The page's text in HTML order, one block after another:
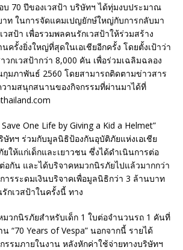
บ 70 ปีของเวสป้า บริษัทฯ ได้ทุ่มงบประมาณ
ท ในการจัดแคมเปญยักษ์ใหญ่กับการกลับมา
วสป้า เพื่อรวมพลคนรักเวสป้าให้ร่วมสร้าง
ครั้งยิ่งใหญ่ที่สุดในเอเชียอีกครั้ง โดยตั้งเป้าว่า
วกเวสป้ากว่า 8,000 คัน เพื่อร่วมเฉลิมฉลอง
กุมภาพันธ์ 2560 โดยสามารถติดตามข่าวสาร
ามสนุกสนานของกิจกรรมที่ผ่านมาได้ที่
One Life by Giving a Kid a Helmet”
ษัทฯ ร่วมกับมูลนิธิป้องกันอุบัติภัยแห่งเอเชีย
ให้แก่เด็กและเยาวชน ซึ่งได้ดำเนินการต่อ
อกัน และได้บริจาคหมวกนิรภัยไปแล้วมากกว่า
ารระดมเงินบริจาคเพื่อมูลนิธิกว่า 3 ล้านบาท
กเวสป้าในครั้งนี้ ทาง
มวกนิรภัยสำหรับเด็ก 1 ใบต่อจำนวนรถ 1 คันที่
“70 Years of Vespa” นอกจากนี้ รายได้
รรมภายในงาน หลังหักค่าใช้จ่ายทางบริษัทฯ